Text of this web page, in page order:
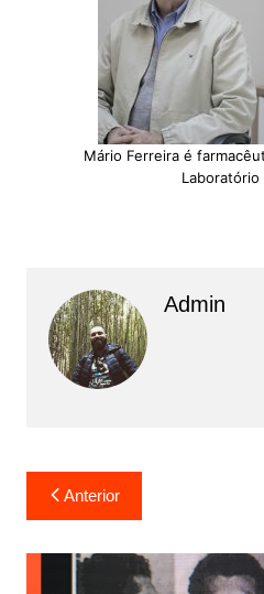
Mário Ferreira é
Laboratório
Admin
a
v
Anterior